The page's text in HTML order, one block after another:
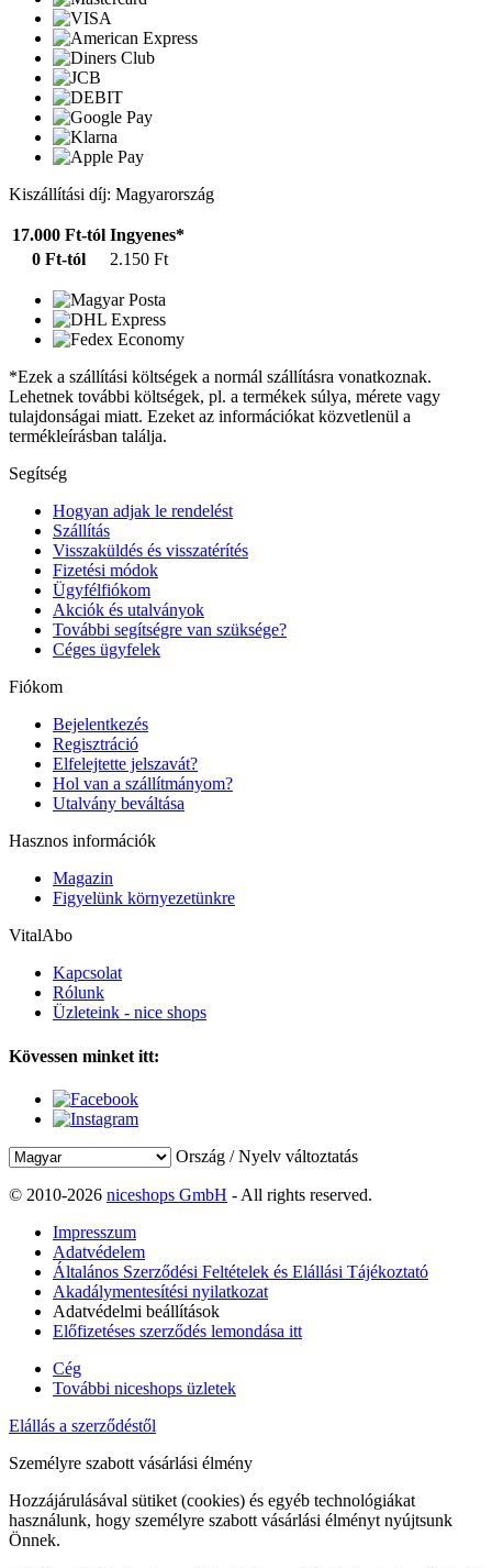
Kiszállítási díj: Magyarország
17.000 Ft-tól Ingyenes*
0 Ft-tól
2.150 Ft
*Ezek a szállítási költségek a normál szállításra vonatkoznak.
Lehetnek további költségek, pl. a termékek súlya, mérete vagy
tulajdonságai miatt. Ezeket az információkat közvetlenül a
termékleírásban találja.
Segítség
Hogyan adjak le rendelést
Szállítás
Visszaküldés és visszatérítés
Fizetési módok
Ügyfélfiókom
Akciók és utalványok
További segítségre van szüksége?
Céges ügyfelek
Fiókom
Bejelentkezés
Regisztráció
Elfelejtette jelszavát?
Hol van a szállítmányom?
Utalvány beváltása
Hasznos információk
Magazin
Figyelünk környezetünkre
VitalAbo
Kapcsolat
Rólunk
Üzleteink - nice shops
Kövessen minket itt:
Ország / Nyelv változtatás
© 2010-2026 niceshops GmbH - All rights reserved.
Impresszum
Adatvédelem
Általános Szerződési Feltételek és Elállási Tájékoztató
Akadálymentesítési nyilatkozat
Adatvédelmi beállítások
Előfizetéses szerződés lemondása itt
Cég
További niceshops üzletek
Elállás a szerződéstől
Személyre szabott vásárlási élmény
Hozzájárulásával sütiket (cookies) és egyéb technológiákat
használunk, hogy személyre szabott vásárlási élményt nyújtsunk
Önnek.